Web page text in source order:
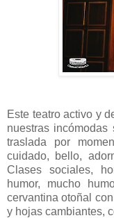
Este teatro activo y
nuestras
traslada por
cuidado, bello,
Clases sociales,
humor, mucho
cervantina otoñal
y hojas cambiantes,